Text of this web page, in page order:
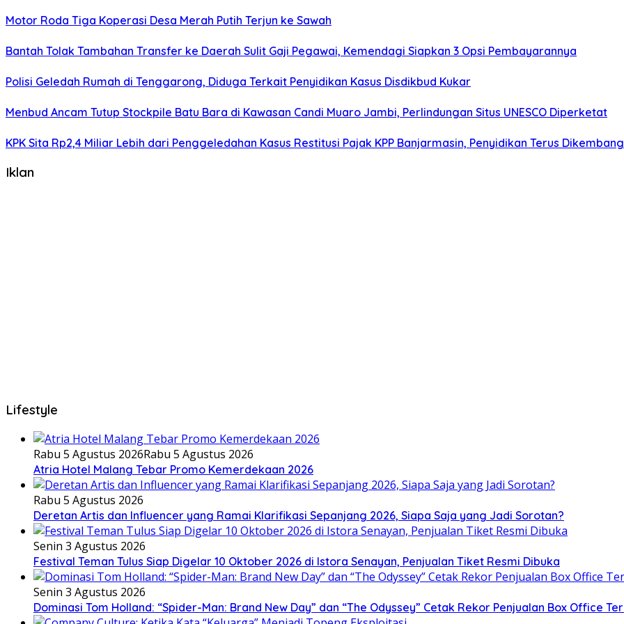
Motor Roda Tiga Koperasi Desa Merah Putih Terjun ke Sawah
Bantah Tolak Tambahan Transfer ke Daerah Sulit Gaji Pegawai, Kemendagi Siapkan 3 Opsi Pembayarannya
Polisi Geledah Rumah di Tenggarong, Diduga Terkait Penyidikan Kasus Disdikbud Kukar
Menbud Ancam Tutup Stockpile Batu Bara di Kawasan Candi Muaro Jambi, Perlindungan Situs UNESCO Diperketat
KPK Sita Rp2,4 Miliar Lebih dari Penggeledahan Kasus Restitusi Pajak KPP Banjarmasin, Penyidikan Terus
Iklan
Lifestyle
Rabu 5 Agustus 2026Rabu 5 Agustus 2026
Atria Hotel Malang Tebar Promo Kemerdekaan 2026
Rabu 5 Agustus 2026
Deretan Artis dan Influencer yang Ramai Klarifikasi Sepanjang 2026, Siapa Saja yang Jadi Sorotan?
Senin 3 Agustus 2026
Festival Teman Tulus Siap Digelar 10 Oktober 2026 di Istora Senayan, Penjualan Tiket Resmi Dibuka
Senin 3 Agustus 2026
Dominasi Tom Holland: “Spider-Man: Brand New Day” dan “The Odyssey” Cetak Rekor Penjualan Box Office